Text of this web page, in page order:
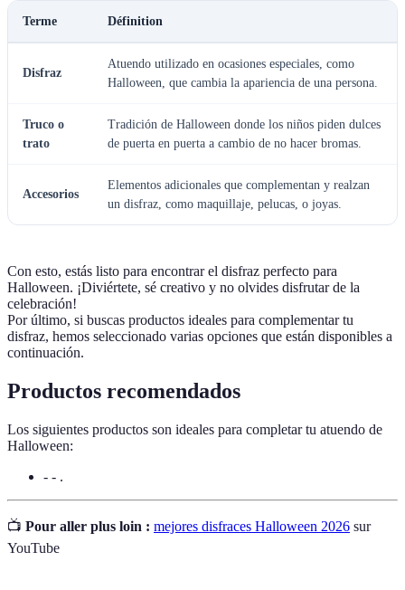
Terme Définition
Disfraz
Atuendo utilizado en ocasiones especiales, como
Halloween, que cambia la apariencia de una persona.
Truco o
trato
Tradición de Halloween donde los niños piden dulces
de puerta en puerta a cambio de no hacer bromas.
Accesorios
Elementos adicionales que complementan y realzan
un disfraz, como maquillaje, pelucas, o joyas.
Con esto, estás listo para encontrar el disfraz perfecto para
Halloween. ¡Diviértete, sé creativo y no olvides disfrutar de la
celebración!
Por último, si buscas productos ideales para complementar tu
disfraz, hemos seleccionado varias opciones que están disponibles a
continuación.
Productos recomendados
Los siguientes productos son ideales para completar tu atuendo de
Halloween:
- - .
📺 Pour aller plus loin : mejores disfraces Halloween 2026 sur
YouTube